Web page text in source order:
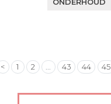
ONDERHOUD
< 1 2 43 44 45